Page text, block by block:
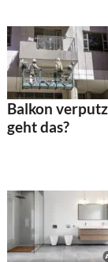
Balkon
geht das?